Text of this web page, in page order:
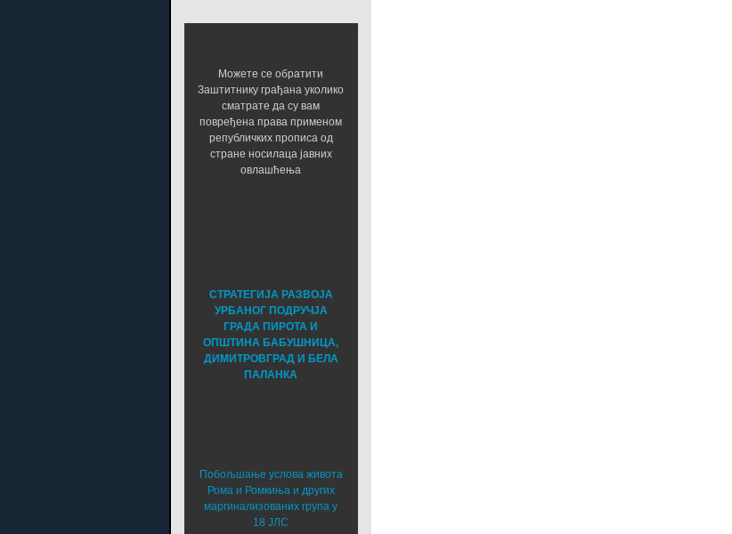
Можете се обратити
Заштитнику грађана уколико
сматрате да су вам
повређена права применом
републичких прописа од
стране носилаца јавних
овлашћења
СТРАТЕГИЈА РАЗВОЈА
УРБАНОГ ПОДРУЧЈА
ГРАДА ПИРОТА И
ОПШТИНА БАБУШНИЦА,
ДИМИТРОВГРАД И БЕЛА
ПАЛАНКА
Побољшање услова живота
Рома и Ромкиња и других
маргинализованих група у
18 ЈЛС